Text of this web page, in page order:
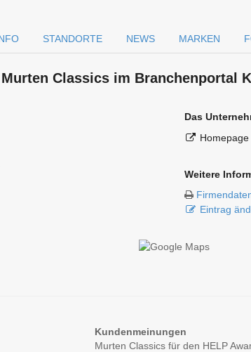
STANDORTE NEWS MARKEN
Classics im Branchen­portal
Das
Homepage
Weitere
Eintrag
Kundenmeinungen
Murten Classics für den HELP